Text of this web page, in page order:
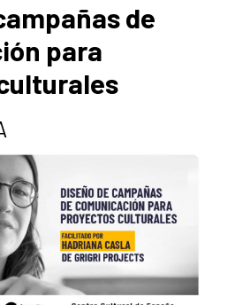
de
para